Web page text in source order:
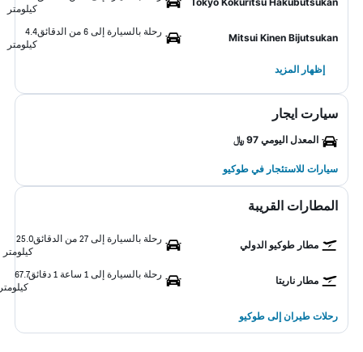
كيلومتر
Mitsui Kinen Bijutsukan
رحلة بالسيارة إلى 6 من الدقائق
4.4
كيلومتر
إظهار المزيد
سيارت ايجار
المعدل اليومي 97 ﷼
سيارات للاستئجار في طوكيو
المطارات القريبة
مطار طوكيو الدولي
رحلة بالسيارة إلى 27 من الدقائق
25.0
كيلومتر
مطار ناريتا
رحلة بالسيارة إلى 1 ساعة 1 دقائق
67.7
رحلات طيران إلى طوكيو